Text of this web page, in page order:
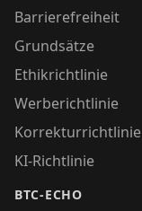
Barrierefreiheit
Grundsätze
Ethikrichtlinie
Werberichtlinie
Korrekturrichtlinie
KI-Richtlinie
BTC-ECHO